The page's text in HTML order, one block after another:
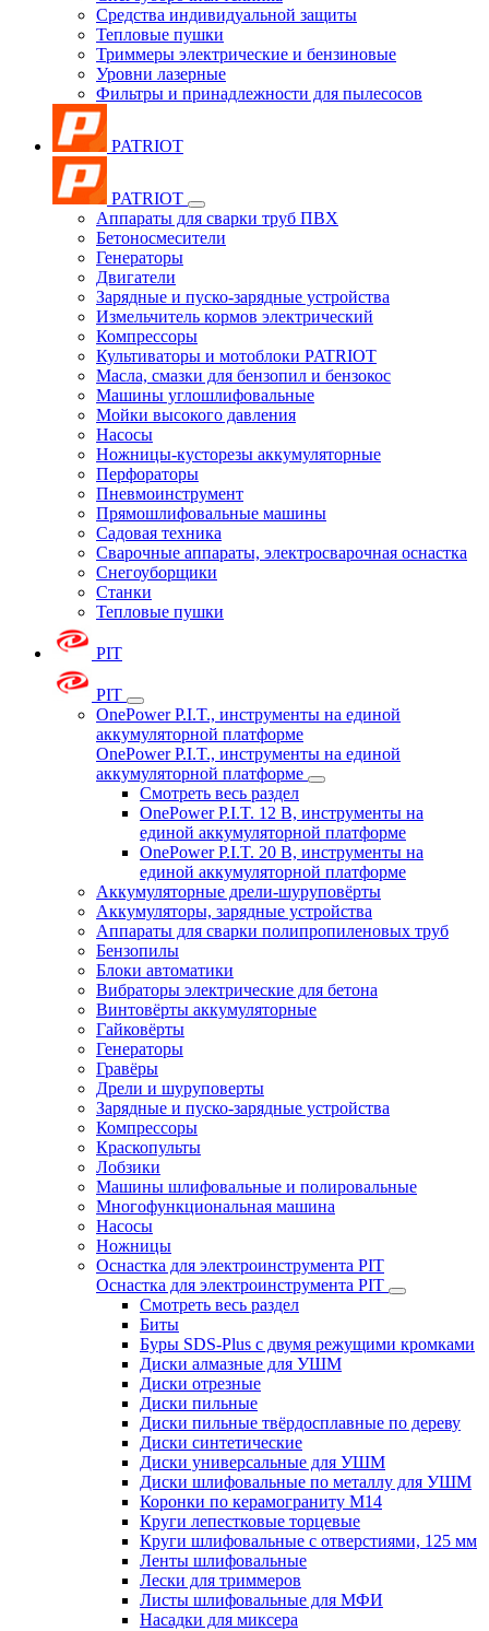
Средства индивидуальной защиты
Тепловые пушки
Триммеры электрические и бензиновые
Уровни лазерные
Фильтры и принадлежности для пылесосов
PATRIOT
PATRIOT
Аппараты для сварки труб ПВХ
Бетоносмесители
Генераторы
Двигатели
Зарядные и пуско-зарядные устройства
Измельчитель кормов электрический
Компрессоры
Культиваторы и мотоблоки PATRIOT
Масла, смазки для бензопил и бензокос
Машины углошлифовальные
Мойки высокого давления
Насосы
Ножницы-кусторезы аккумуляторные
Перфораторы
Пневмоинструмент
Прямошлифовальные машины
Садовая техника
Сварочные аппараты, электросварочная оснастка
Снегоуборщики
Станки
Тепловые пушки
PIT
PIT
OnePower P.I.T., инструменты на единой
аккумуляторной платформе
OnePower P.I.T., инструменты на единой
аккумуляторной платформе
Смотреть весь раздел
OnePower P.I.T. 12 В, инструменты на
единой аккумуляторной платформе
OnePower P.I.T. 20 В, инструменты на
единой аккумуляторной платформе
Аккумуляторные дрели-шуруповёрты
Аккумуляторы, зарядные устройства
Аппараты для сварки полипропиленовых труб
Бензопилы
Блоки автоматики
Вибраторы электрические для бетона
Винтовёрты аккумуляторные
Гайковёрты
Генераторы
Гравёры
Дрели и шуруповерты
Зарядные и пуско-зарядные устройства
Компрессоры
Краскопульты
Лобзики
Машины шлифовальные и полировальные
Многофункциональная машина
Насосы
Ножницы
Оснастка для электроинструмента PIT
Оснастка для электроинструмента PIT
Смотреть весь раздел
Биты
Буры SDS-Plus c двумя режущими кромками
Диски алмазные для УШМ
Диски отрезные
Диски пильные
Диски пильные твёрдосплавные по дереву
Диски синтетические
Диски универсальные для УШМ
Диски шлифовальные по металлу для УШМ
Коронки по керамограниту M14
Круги лепестковые торцевые
Круги шлифовальные с отверстиями, 125 мм
Ленты шлифовальные
Лески для триммеров
Листы шлифовальные для МФИ
Насадки для миксера